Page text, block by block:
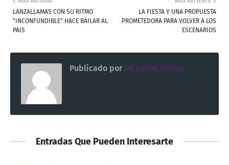
LA FIESTA Y UNA PROPUESTA
PROMETEDORA PARA VOLVER A LOS
ESCENARIOS
LANZALLAMAS CON SU RITMO
"INCONFUNDIBLE" HACE BAILAR AL
PAIS
Publicado por De Locos Online
Entradas Que Pueden Interesarte